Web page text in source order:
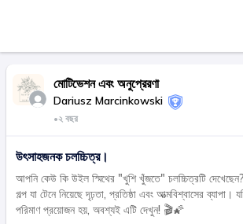
মোটিভেশন এবং অনুপ্রেরণা
Dariusz Marcinkowski
•২ বছর
উৎসাহজনক চলচ্চিত্র।
আপনি কেউ কি উইল স্মিথের "খুশি খুঁজতে" চলচ্চিত্রটি
গল্প যা টেনে নিয়েছে দৃঢ়তা, প্রতিষ্ঠা এবং আত্মবিশ্বাসের ব্যাপা।
পরিমাণ প্রয়োজন হয়, অবশ্যই এটি দেখুন! 🎬🌠